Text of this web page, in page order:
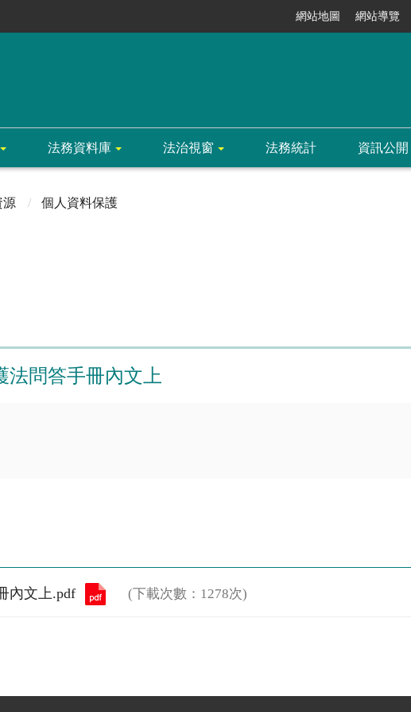
網站地圖 網站導覽
法務資料庫 法治視窗 法務統計 資訊公開
源 個人資料保護
法問答手冊內文上
內文上.pdf (下載次數：1278次)